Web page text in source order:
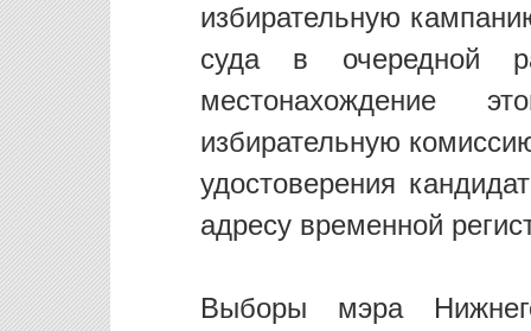
избирательную
суда в очередной
местонахождение
избирательную
удостоверения
адресу временной
Выборы мэра